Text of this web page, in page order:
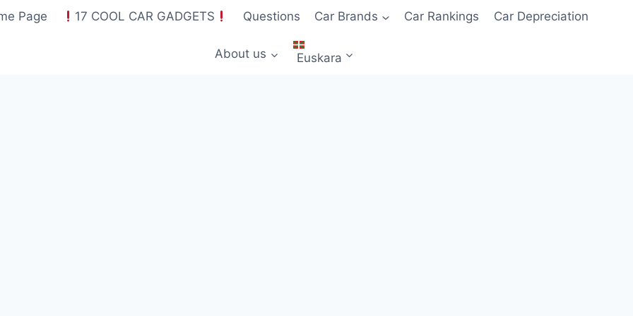
Page 17 COOL CAR GADGETS Questions Car Brands Car Rankings Car Depreciation
About us Euskara